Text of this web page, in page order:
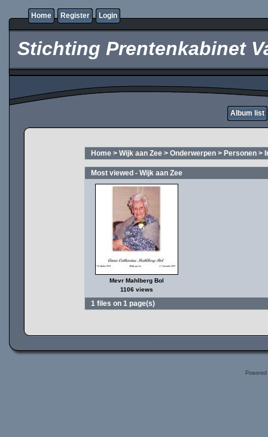
Home Register Login
Stichting Prentenkabinet
Album list
Home > Wijk aan Zee > Onderwerpen > Personen >
Most viewed - Wijk aan Zee
Mevr Mahlberg Bol
1106 views
1 files on 1 page(s)